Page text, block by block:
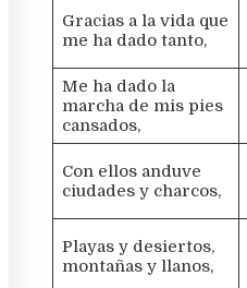
Gracias a la vida que
me ha dado tanto,
Me ha dado la
marcha de mis pies
cansados,
Con ellos anduve
ciudades y charcos,
Playas y desiertos,
montañas y llanos,